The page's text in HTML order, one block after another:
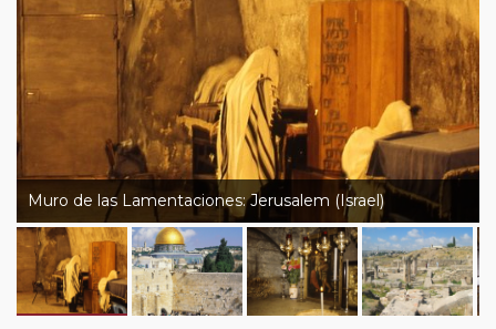
Muro de las Lamentaciones: Jerusalem (Israel)